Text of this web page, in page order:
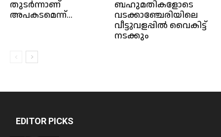
തുടർന്നാണ്
അപകടമെന്ന്...
ബഹുമതികളോടെ
വടക്കാഞ്ചേരിയിലെ
വീട്ടുവളപ്പില്‍ വൈകിട്ട്
നടക്കും
EDITOR PICKS